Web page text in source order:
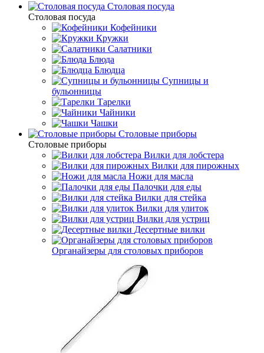
Столовая посуда
Столовая посуда
Кофейники
Кружки
Салатники
Блюда
Блюдца
Супницы и
бульонницы
Тарелки
Чайники
Чашки
Cтоловые приборы
Cтоловые приборы
Вилки для лобстера
Вилки для пирожных
Ножи для масла
Палочки для еды
Вилки для стейка
Вилки для улиток
Вилки для устриц
Десертные вилки
Органайзеры для столовых приборов